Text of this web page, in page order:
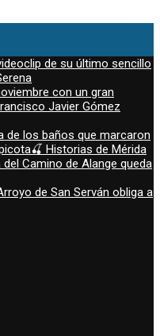
de su último sencillo
con un gran
Javier Gómez
de los baños que marcaron
Historias de Mérida
Camino de Alange queda
de San Serván obliga a